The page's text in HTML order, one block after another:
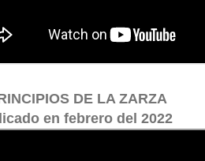
DE LA ZARZA
en febrero del 2022